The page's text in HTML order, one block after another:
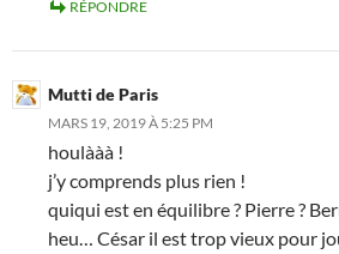
RÉPONDRE
Mutti de Paris
MARS 19, 2019 À 5:25 PM
houlààà !
j’y comprends plus rien !
quiqui est en équilibre ? Pierre ?
heu… César il est trop vieux pour